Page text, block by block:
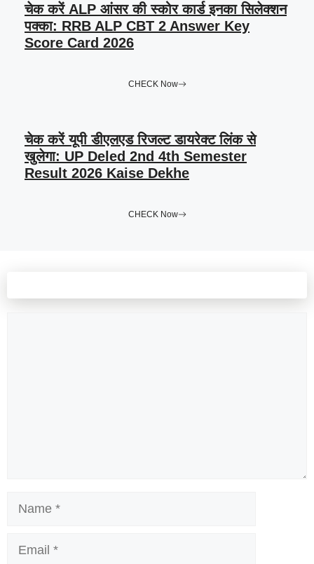
चेक करें ALP आंसर की स्कोर कार्ड इनका सिलेक्शन
पक्का: RRB ALP CBT 2 Answer Key
Score Card 2026
CHECK Now
चेक करें यूपी डीएलएड रिजल्ट डायरेक्ट लिंक से
खुलेगा: UP Deled 2nd 4th Semester
Result 2026 Kaise Dekhe
CHECK Now